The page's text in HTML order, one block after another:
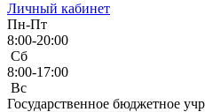
Личный кабинет
Пн-Пт
8:00-20:00
Сб
8:00-17:00
Bc
Государственное бюджетное